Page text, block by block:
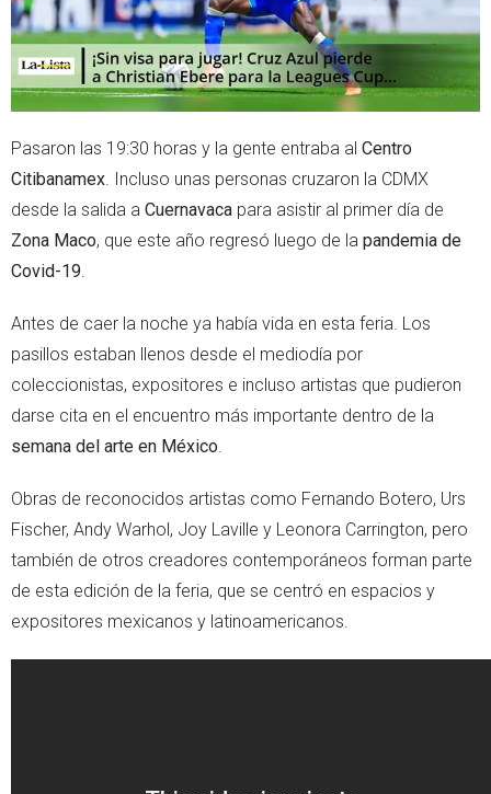
Pasaron las 19:30 horas y la gente entraba al Centro
Citibanamex . Incluso unas personas cruzaron la CDMX
desde la salida a Cuernavaca para asistir al primer día de
Zona Maco, que este año regresó luego de la pandemia de
Covid-19
Antes de caer la noche ya había vida en esta feria. Los
pasillos estaban llenos desde el mediodía por
coleccionistas, expositores e incluso artistas que pudieron
darse cita en el encuentro más importante dentro de la
semana del arte en México
Obras de reconocidos artistas como Fernando Botero, Urs
Fischer, Andy Warhol, Joy Laville y Leonora Carrington, pero
también de otros creadores contemporáneos forman parte
de esta edición de la feria, que se centró en espacios y
expositores mexicanos y latinoamericanos.